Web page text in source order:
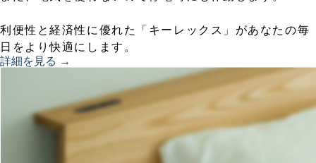
利便性と経済性に優れた「キーレックス」があなたの毎
日をより快適にします。
詳細を見る →